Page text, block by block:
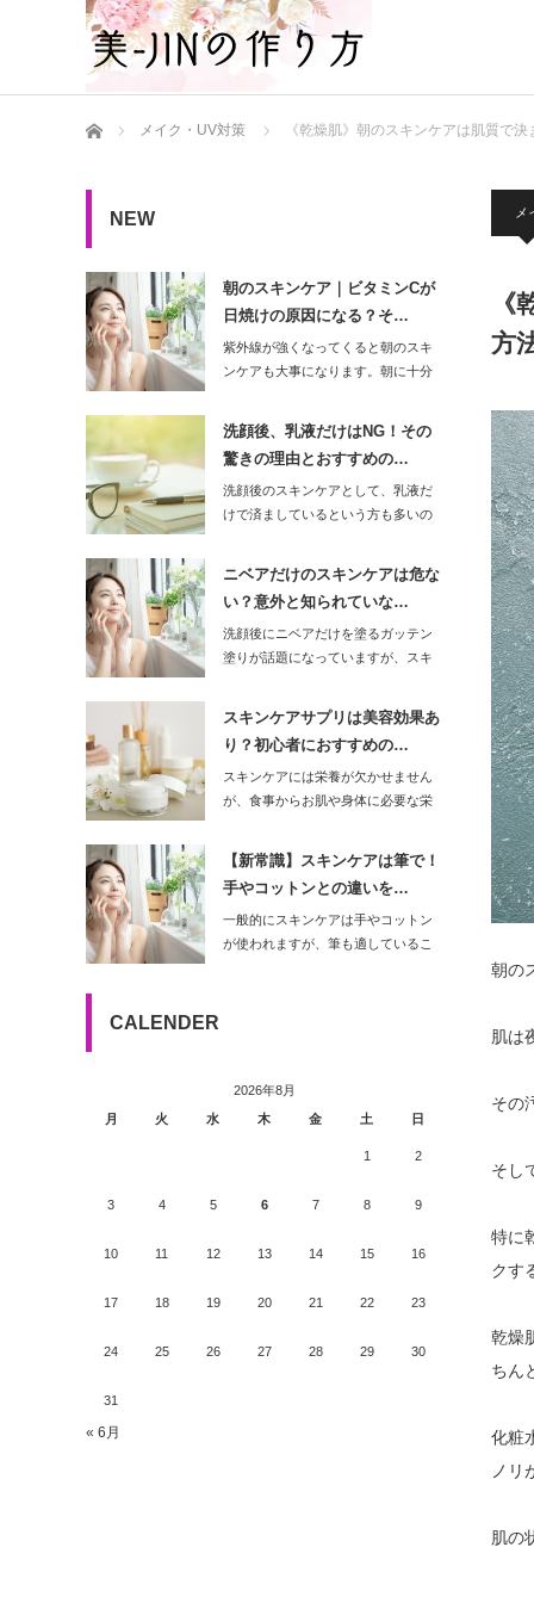
ホーム メイク・UV対策 《乾燥肌》朝のスキンケアは肌質で
メ
方
朝の
肌は
その
そし
特に
クす
乾燥
ちん
化粧
ノリ
肌の
NEW
朝のスキンケア｜ビタミンCが
日焼けの原因になる？そ…
紫外線が強くなってくると朝のスキ
ンケアも大事になります。朝に十分
洗顔後、乳液だけはNG！その
驚きの理由とおすすめの…
洗顔後のスキンケアとして、乳液だ
けで済ましているという方も多いの
ニベアだけのスキンケアは危な
い？意外と知られていな…
洗顔後にニベアだけを塗るガッテン
塗りが話題になっていますが、スキ
スキンケアサプリは美容効果あ
り？初心者におすすめの…
スキンケアには栄養が欠かせません
が、食事からお肌や身体に必要な栄
【新常識】スキンケアは筆で！
手やコットンとの違いを…
一般的にスキンケアは手やコットン
が使われますが、筆も適しているこ
CALENDER
2026年8月
月
火 水 木 金 土 日
1 2
3 4 5 6 7 8 9
10 11 12 13 14 15 16
17 18 19 20 21 22 23
24 25 26 27 28 29 30
31
« 6月